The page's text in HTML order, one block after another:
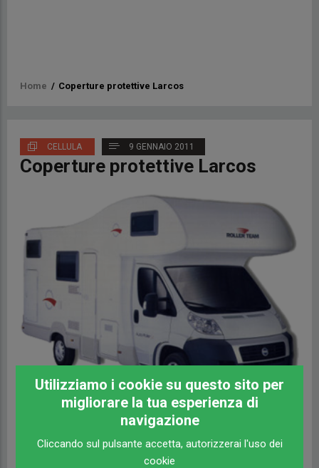
Briciole
pane
Home / Coperture protettive Larcos
CELLULA 9 GENNAIO 2011
Coperture protettive Larcos
Cellula
Utilizziamo i cookie su questo sito per
migliorare la tua esperienza di
navigazione
Cliccando sul pulsante accetta, autorizzerai l'uso dei
cookie